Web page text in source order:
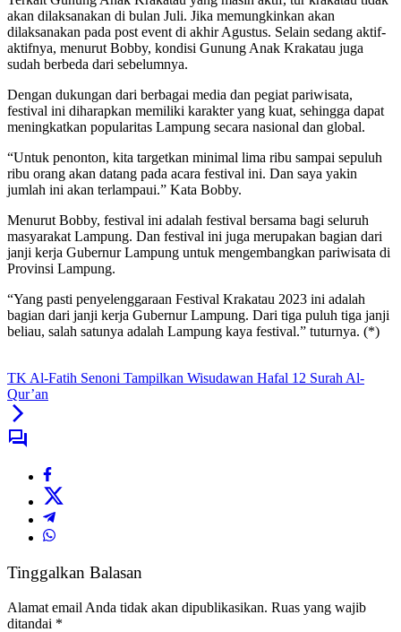
akan dilaksanakan di bulan Juli. Jika memungkinkan akan
dilaksanakan pada post event di akhir Agustus. Selain sedang aktif-
aktifnya, menurut Bobby, kondisi Gunung Anak Krakatau juga
sudah berbeda dari sebelumnya.
Dengan dukungan dari berbagai media dan pegiat pariwisata,
festival ini diharapkan memiliki karakter yang kuat, sehingga dapat
meningkatkan popularitas Lampung secara nasional dan global.
“Untuk penonton, kita targetkan minimal lima ribu sampai sepuluh
ribu orang akan datang pada acara festival ini. Dan saya yakin
jumlah ini akan terlampaui.” Kata Bobby.
Menurut Bobby, festival ini adalah festival bersama bagi seluruh
masyarakat Lampung. Dan festival ini juga merupakan bagian dari
janji kerja Gubernur Lampung untuk mengembangkan pariwisata di
Provinsi Lampung.
“Yang pasti penyelenggaraan Festival Krakatau 2023 ini adalah
bagian dari janji kerja Gubernur Lampung. Dari tiga puluh tiga janji
beliau, salah satunya adalah Lampung kaya festival.” tuturnya. (*)
TK Al-Fatih Senoni Tampilkan Wisudawan Hafal 12 Surah Al-
Qur’an
Tinggalkan Balasan
Alamat email Anda tidak akan dipublikasikan. Ruas yang wajib
ditandai *